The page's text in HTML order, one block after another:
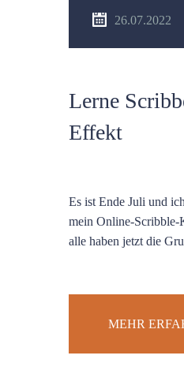
26.07.2022
Lerne
Effekt
Es ist Ende Juli und
mein Online-Scribble-
alle haben jetzt die
MEHR